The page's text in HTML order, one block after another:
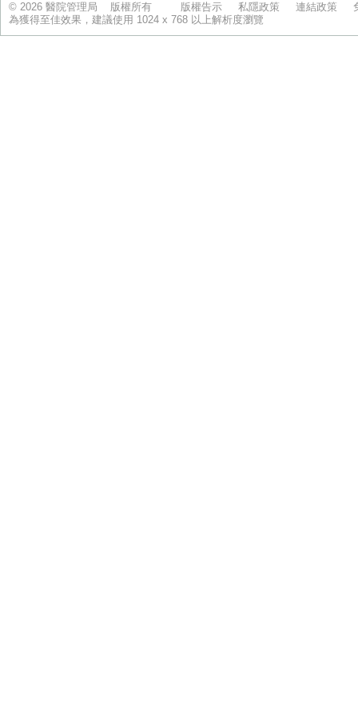
© 2026 醫院管理局 版權所有 版權告示 私隱政策 連結政策
為獲得至佳效果，建議使用 1024 x 768 以上解析度瀏覽